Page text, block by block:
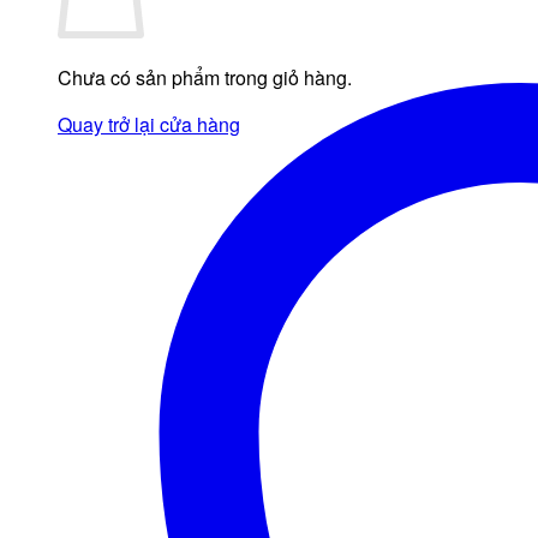
Chưa có sản phẩm trong giỏ hàng.
Quay trở lại cửa hàng